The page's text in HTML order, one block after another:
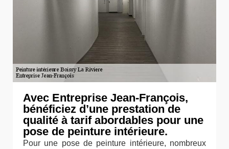
Avec Entreprise Jean-François,
bénéficiez d’une prestation de
qualité à tarif abordables pour une
pose de peinture intérieure.
Pour une pose de peinture intérieure, nombreux